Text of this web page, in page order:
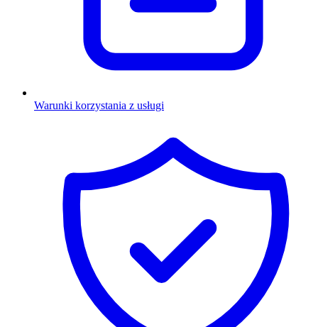
Warunki korzystania z usługi